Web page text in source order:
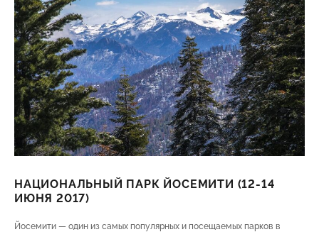
НАЦИОНАЛЬНЫЙ ПАРК ЙОСЕМИТИ (12-14
ИЮНЯ 2017)
Йосемити — один из самых популярных и посещаемых парков в